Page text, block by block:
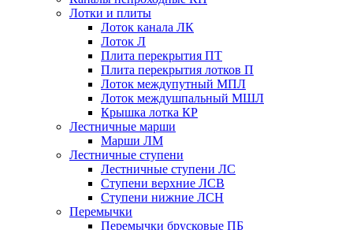
Лотки и плиты
Лоток канала ЛК
Лоток Л
Плита перекрытия ПТ
Плита перекрытия лотков П
Лоток междупутный МПЛ
Лоток междушпальный МШЛ
Крышка лотка КР
Лестничные марши
Марши ЛМ
Лестничные ступени
Лестничные ступени ЛС
Ступени верхние ЛСВ
Ступени нижние ЛСН
Перемычки
Перемычки брусковые ПБ